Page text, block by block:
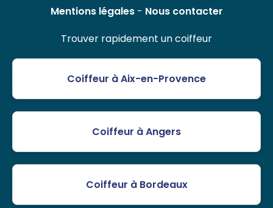
Mentions légales- Nous contacter
Trouver rapidement un coiffeur
Coiffeur à Aix-en-Provence
Coiffeur à Angers
Coiffeur à Bordeaux